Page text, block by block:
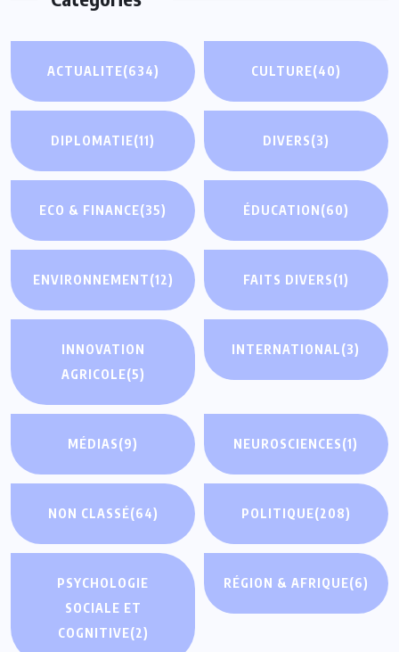
ACTUALITE(634) CULTURE(40)
DIPLOMATIE(11) DIVERS(3)
ECO & FINANCE(35) ÉDUCATION(60)
ENVIRONNEMENT(12) FAITS DIVERS(1)
INNOVATION
AGRICOLE(5)
INTERNATIONAL(3)
MÉDIAS(9) NEUROSCIENCES(1)
NON CLASSÉ(64) POLITIQUE(208)
PSYCHOLOGIE
SOCIALE ET
COGNITIVE(2)
RÉGION & AFRIQUE(6)